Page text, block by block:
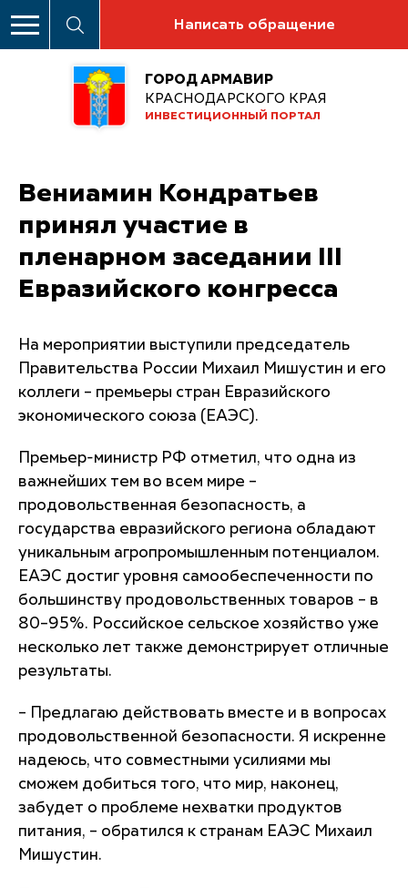
Написать обращение
ГОРОД АРМАВИР
КРАСНОДАРСКОГО КРАЯ
ИНВЕСТИЦИОННЫЙ ПОРТАЛ
Вениамин Кондратьев
принял участие в
пленарном заседании III
Евразийского конгресса
На мероприятии выступили председатель
Правительства России Михаил Мишустин и его
коллеги – премьеры стран Евразийского
экономического союза (ЕАЭС).
Премьер-министр РФ отметил, что одна из
важнейших тем во всем мире –
продовольственная безопасность, а
государства евразийского региона обладают
уникальным агропромышленным потенциалом.
ЕАЭС достиг уровня самообеспеченности по
большинству продовольственных товаров – в
80–95%. Российское сельское хозяйство уже
несколько лет также демонстрирует отличные
результаты.
– Предлагаю действовать вместе и в вопросах
продовольственной безопасности. Я искренне
надеюсь, что совместными усилиями мы
сможем добиться того, что мир, наконец,
забудет о проблеме нехватки продуктов
питания, – обратился к странам ЕАЭС Михаил
Мишустин.